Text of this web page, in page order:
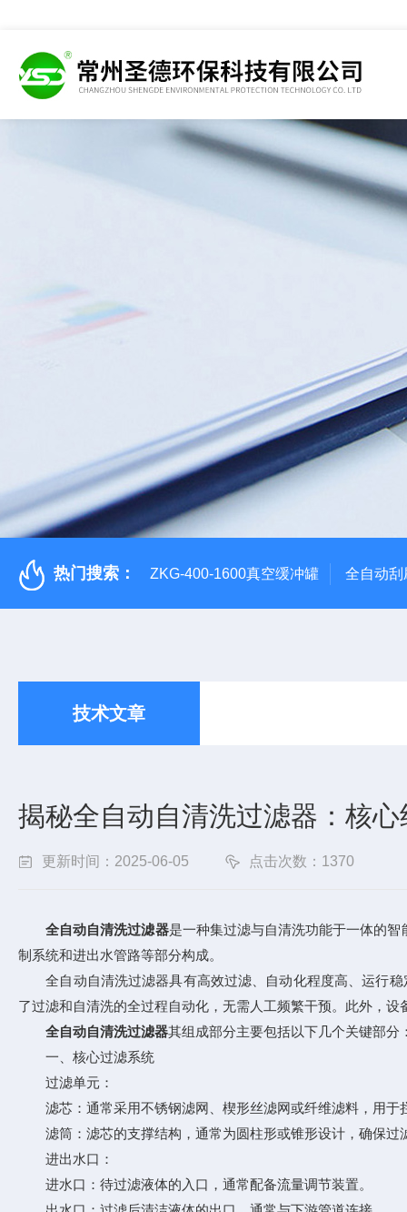
热门搜索： ZKG-400-1600真空缓冲罐 全自动刮
技术文章
揭秘全自动自清洗过滤器：核
更新时间：2025-06-05 点击次数：1370
全自动自清洗过滤器是一种集过滤与自清洗功能于一体的
制系统和进出水管路等部分构成。
全自动自清洗过滤器具有高效过滤、自动化程度高、运行稳
了过滤和自清洗的全过程自动化，无需人工频繁干预。此外，
全自动自清洗过滤器其组成部分主要包括以下几个关键部分
一、核心过滤系统
过滤单元：
滤芯：通常采用不锈钢滤网、楔形丝滤网或纤维滤料，用于
滤筒：滤芯的支撑结构，通常为圆柱形或锥形设计，确保过
进出水口：
进水口：待过滤液体的入口，通常配备流量调节装置。